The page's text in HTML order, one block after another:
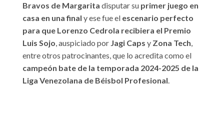
Bravos de Margarita disputar su primer juego en
casa en una final y ese fue el escenario perfecto
para que Lorenzo Cedrola recibiera el Premio
Luis Sojo, auspiciado por Jagi Caps y Zona Tech,
entre otros patrocinantes, que lo acredita como el
campeón bate de la temporada 2024-2025 de la
Liga Venezolana de Béisbol Profesional.